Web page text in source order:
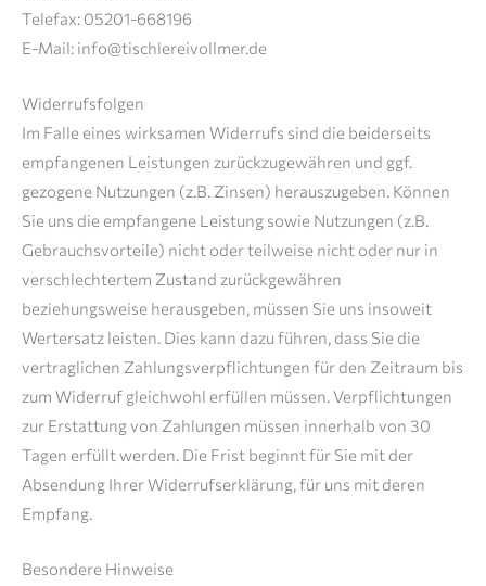
Telefax: 05201-668196
E-Mail: info@tischlereivollmer.de
Widerrufsfolgen
Im Falle eines wirksamen Widerrufs sind die beiderseits
empfangenen Leistungen zurückzugewähren und ggf.
gezogene Nutzungen (z.B. Zinsen) herauszugeben. Können
Sie uns die empfangene Leistung sowie Nutzungen (z.B.
Gebrauchsvorteile) nicht oder teilweise nicht oder nur in
verschlechtertem Zustand zurückgewähren
beziehungsweise herausgeben, müssen Sie uns insoweit
Wertersatz leisten. Dies kann dazu führen, dass Sie die
vertraglichen Zahlungsverpflichtungen für den Zeitraum bis
zum Widerruf gleichwohl erfüllen müssen. Verpflichtungen
zur Erstattung von Zahlungen müssen innerhalb von 30
Tagen erfüllt werden. Die Frist beginnt für Sie mit der
Absendung Ihrer Widerrufserklärung, für uns mit deren
Empfang.
Besondere Hinweise